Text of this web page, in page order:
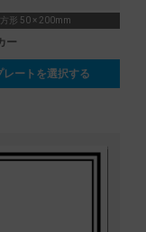
方形 50 × 200mm
ー
レートを選択する